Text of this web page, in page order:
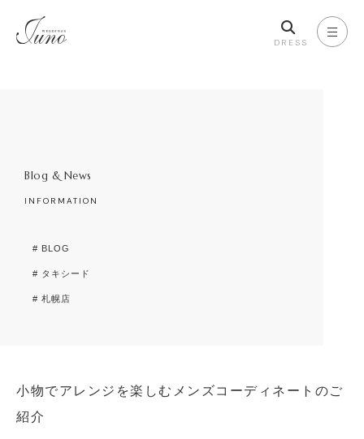
DRESS
Blog & News
INFORMATION
# BLOG
# タキシード
# 札幌店
小物でアレンジを楽しむメンズコーディネートのご
紹介